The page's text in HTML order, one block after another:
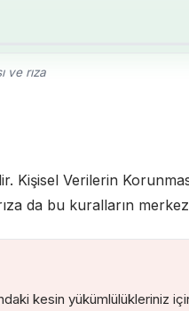
ve rıza
Kişisel Verilerin
da bu kuralların
kesin yükümlülükleriniz